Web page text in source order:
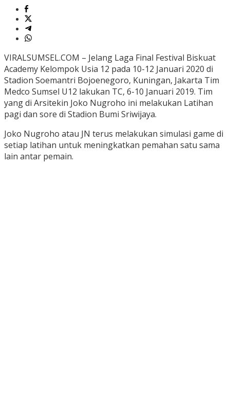
VIRALSUMSEL.COM – Jelang Laga Final Festival Biskuat
Academy Kelompok Usia 12 pada 10-12 Januari 2020 di
Stadion Soemantri Bojoenegoro, Kuningan, Jakarta Tim
Medco Sumsel U12 lakukan TC, 6-10 Januari 2019. Tim
yang di Arsitekin Joko Nugroho ini melakukan Latihan
pagi dan sore di Stadion Bumi Sriwijaya.
Joko Nugroho atau JN terus melakukan simulasi game di
setiap latihan untuk meningkatkan pemahan satu sama
lain antar pemain.